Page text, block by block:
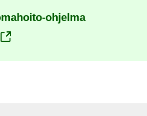
ohjelma